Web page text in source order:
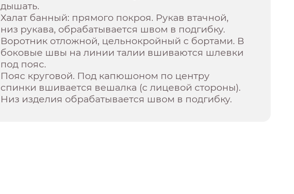
дышать.
Халат банный: прямого покроя. Рукав втачной,
низ рукава, обрабатывается швом в подгибку.
Воротник отложной, цельнокройный с бортами. В
боковые швы на линии талии вшиваются шлевки
под пояс.
Пояс круговой. Под капюшоном по центру
спинки вшивается вешалка (с лицевой стороны).
Низ изделия обрабатывается швом в подгибку.